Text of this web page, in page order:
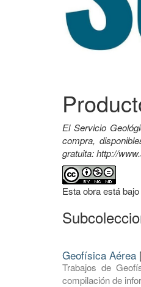
El Servicio
compra,
gratuita: http://
Esta obra está
Geofísica Aérea
Trabajos de
compilación de